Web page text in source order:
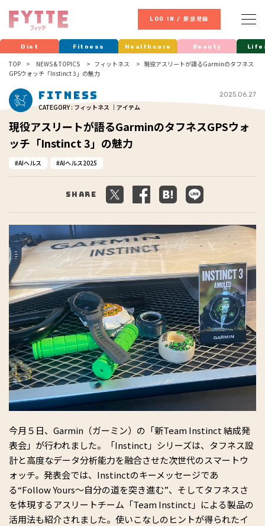
LOG IN / 新規登録
Diet Fitness Healthcare Beauty
TOP NEWS & TOPICS フィットネス
現役アスリートが語るGarminのタフネス
GPSウォッチ「Instinct 3」の魅力
Fitness
CATEGORY : フィットネス ｜アイテム
2025.06.27
現役アスリートが語るGarminのタフネスGPSウォ
ッチ「Instinct 3」の魅力
AIヘルス AIヘルス2025
Share
今月５日、Garmin（ガーミン）の「新Team Instinct 結成発
表会」が行われました。「Instinct」シリーズは、タフネス設
計と高度なデータ分析能力を融合させた次世代のスマートウ
ォッチ。発表会では、Instinctのキーメッセージであ
る“Follow Yours～自分の道を突き進む”、そしてタフネスさ
を体現するアスリートチーム「Team Instinct」による製品の
活用法も紹介されました。使いこなしのヒントが得られたイ